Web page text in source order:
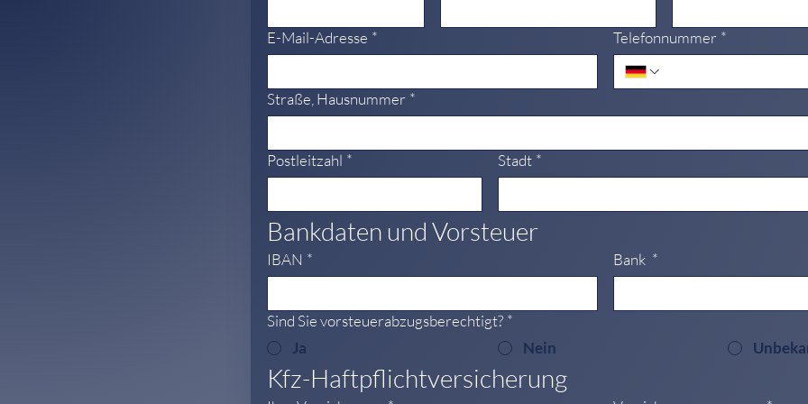
E-Mail-Adresse * Telefonnummer *
Straße, Hausnummer *
Postleitzahl * Stadt *
Bankdaten und Vorsteuer
IBAN * Bank *
Sind Sie vorsteuerabzugsberechtigt? *
Ja
Nein
Kfz-Haftpflichtversicherung